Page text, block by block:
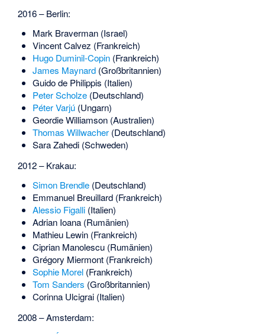
2016 – Berlin:
Mark Braverman(Israel)
Vincent Calvez (Frankreich)
Hugo Duminil-Copin(Frankreich)
James Maynard(Großbritannien)
Guido de Philippis (Italien)
Peter Scholze(Deutschland)
Péter Varjú(Ungarn)
Geordie Williamson(Australien)
Thomas Willwacher(Deutschland)
Sara Zahedi(Schweden)
2012 – Krakau:
Simon Brendle(Deutschland)
Emmanuel Breuillard(Frankreich)
Alessio Figalli(Italien)
Adrian Ioana(Rumänien)
Mathieu Lewin(Frankreich)
Ciprian Manolescu(Rumänien)
Grégory Miermont(Frankreich)
Sophie Morel(Frankreich)
Tom Sanders (Großbritannien)
Corinna Ulcigrai(Italien)
2008 – Amsterdam: